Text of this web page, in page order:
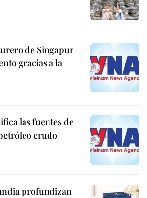
de Singapur
gracias a la
las fuentes de
crudo
profundizan